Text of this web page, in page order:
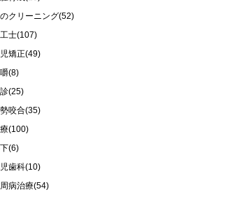
クリーニング(52)
士(107)
矯正(49)
(8)
(25)
咬合(35)
(100)
(6)
歯科(10)
病治療(54)